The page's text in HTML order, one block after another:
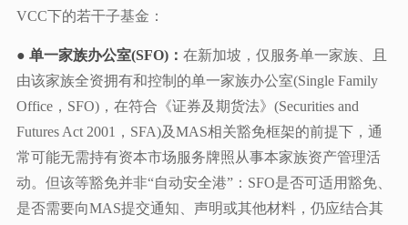
VCC下的若干子基金：
● 单一家族办公室(SFO)： 在新加坡，仅服务单一家族、且
由该家族全资拥有和控制的单一家族办公室(Single Family
Office，SFO)，在符合《证券及期货法》(Securities and
Futures Act 2001，SFA)及MAS相关豁免框架的前提下，通
常可能无需持有资本市场服务牌照从事本家族资产管理活
动。但该等豁免并非“自动安全港”：SFO是否可适用豁免、
是否需要向MAS提交通知、声明或其他材料，仍应结合其